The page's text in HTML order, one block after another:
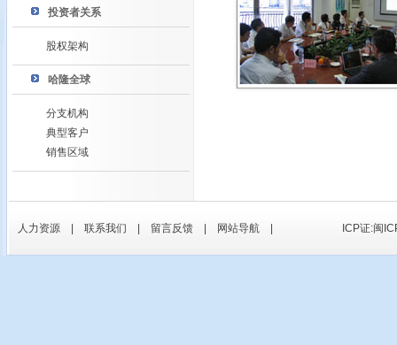
投资者关系
股权架构
哈隆全球
分支机构
典型客户
销售区域
人力资源 联系我们 留言反馈 网站导航 ICP证:闽